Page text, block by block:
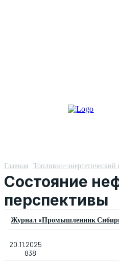
Главная Топливно-энергетический
Состояние
перспективы
Журнал «Промышленник
20.11.2025
838